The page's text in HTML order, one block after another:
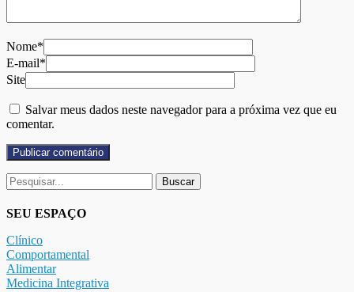
Nome*
E-mail*
Site
Salvar meus dados neste navegador para a próxima vez que eu
comentar.
Buscar
por:
SEU ESPAÇO
Clínico
Comportamental
Alimentar
Medicina Integrativa